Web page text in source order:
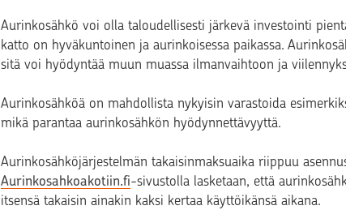
Aurinkosähkö voi olla taloudellisesti järkevä investointi
katto on hyväkuntoinen ja aurinkoisessa paikassa.
sitä voi hyödyntää muun muassa ilmanvaihtoon ja
Aurinkosähköä on mahdollista nykyisin varastoida
mikä parantaa aurinkosähkön hyödynnettävyyttä.
Aurinkosähköjärjestelmän takaisinmaksuaika riippuu
Aurinkosahkoakotiin.fi-sivustolla lasketaan, että
itsensä takaisin ainakin kaksi kertaa käyttöikänsä aikana.